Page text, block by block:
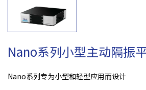
Nano系列小型主动隔振
Nano系列专为小型和轻型应用而设计